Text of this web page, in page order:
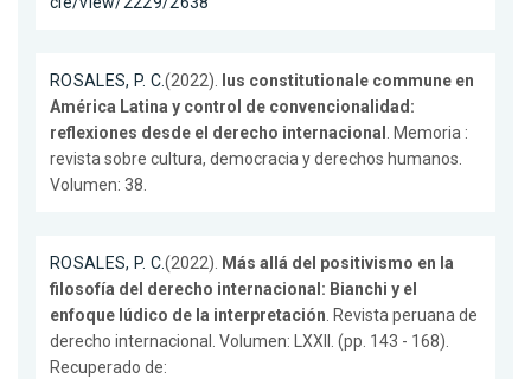
ROSALES, P. C.(2022). Ius constitutionale commune en
América Latina y control de convencionalidad:
reflexiones desde el derecho internacional . Memoria :
revista sobre cultura, democracia y derechos humanos.
Volumen: 38.
ROSALES, P. C.(2022). Más allá del positivismo en la
filosofía del derecho internacional: Bianchi y el
enfoque lúdico de la interpretación. Revista peruana de
derecho internacional. Volumen: LXXII. (pp. 143 - 168).
Recuperado de: